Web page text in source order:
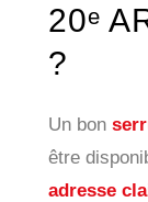
20ᵉ
?
Un bon
être
adresse